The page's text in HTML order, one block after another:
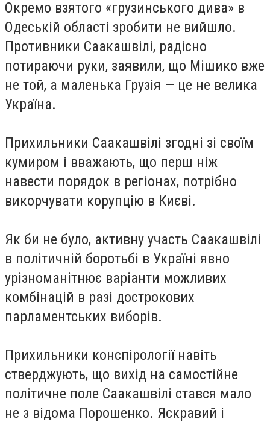
Окремо взятого «грузинського дива» в
Одеській області зробити не вийшло.
Противники Саакашвілі, радісно
потираючи руки, заявили, що Мішико вже
не той, а маленька Грузія — це не велика
Україна.
Прихильники Саакашвілі згодні зі своїм
кумиром і вважають, що перш ніж
навести порядок в регіонах, потрібно
викорчувати корупцію в Києві.
Як би не було, активну участь Саакашвілі
в політичній боротьбі в Україні явно
урізноманітнює варіанти можливих
комбінацій в разі дострокових
парламентських виборів.
Прихильники конспірології навіть
стверджують, що вихід на самостійне
політичне поле Саакашвілі стався мало
не з відома Порошенко. Яскравий і